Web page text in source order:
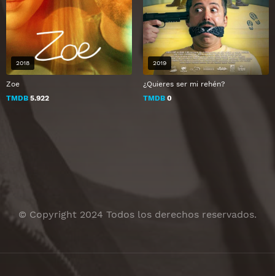
Zoe
TMDB 5.922
2018
¿Quieres ser mi rehén?
TMDB 0
2019
© Copyright 2024 Todos los derechos reservados.